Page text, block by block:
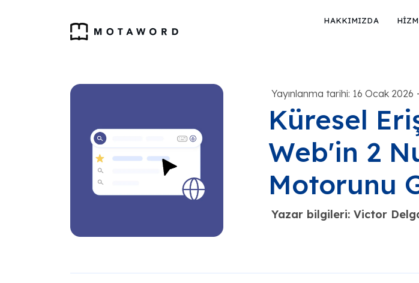
HAKKIMIZDA
Yayınlanma tarihi: 16 Ocak 2026
Küresel
Web'in 2
Motorunu
Yazar bilgileri: Victor